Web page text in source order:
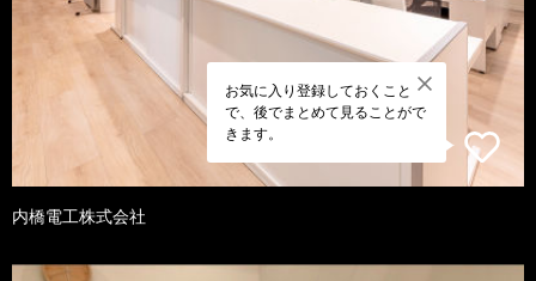
お気に入り登録しておくこと
で、後でまとめて見ることがで
きます。
内橋電工株式会社